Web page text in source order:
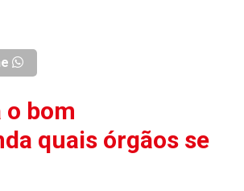
bom
quais órgãos se